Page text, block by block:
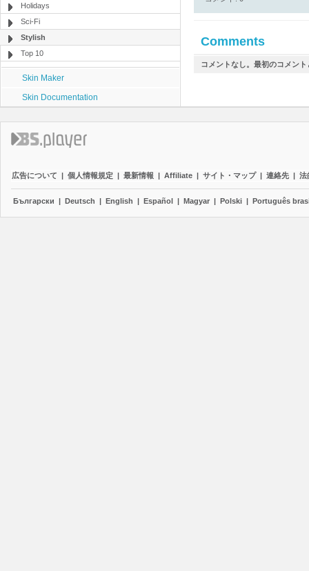
Holidays
Sci-Fi
Stylish
Top 10
Skin Maker
Skin Documentation
Comments
コメントなし。最初のコメン
広告について | 個人情報規定 | 最新情報 | Affiliate | サイト・マップ | 連絡先 | 法
Български | Deutsch | English | Español | Magyar | Polski | Português